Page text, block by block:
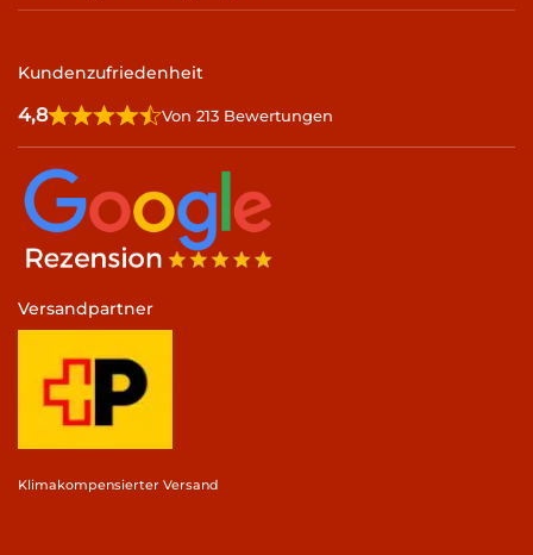
Kundenzufriedenheit
4,8 Von 213 Bewertungen
Versandpartner
Klimakompensierter Versand